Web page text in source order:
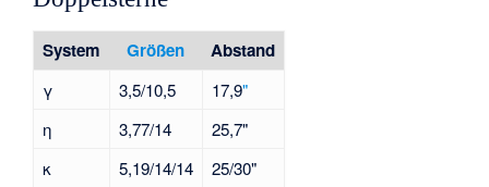
System Größen Abstand
γ 3,5/10,5 17,9"
η
3,77/14
25,7"
κ
5,19/14/14
25/30"